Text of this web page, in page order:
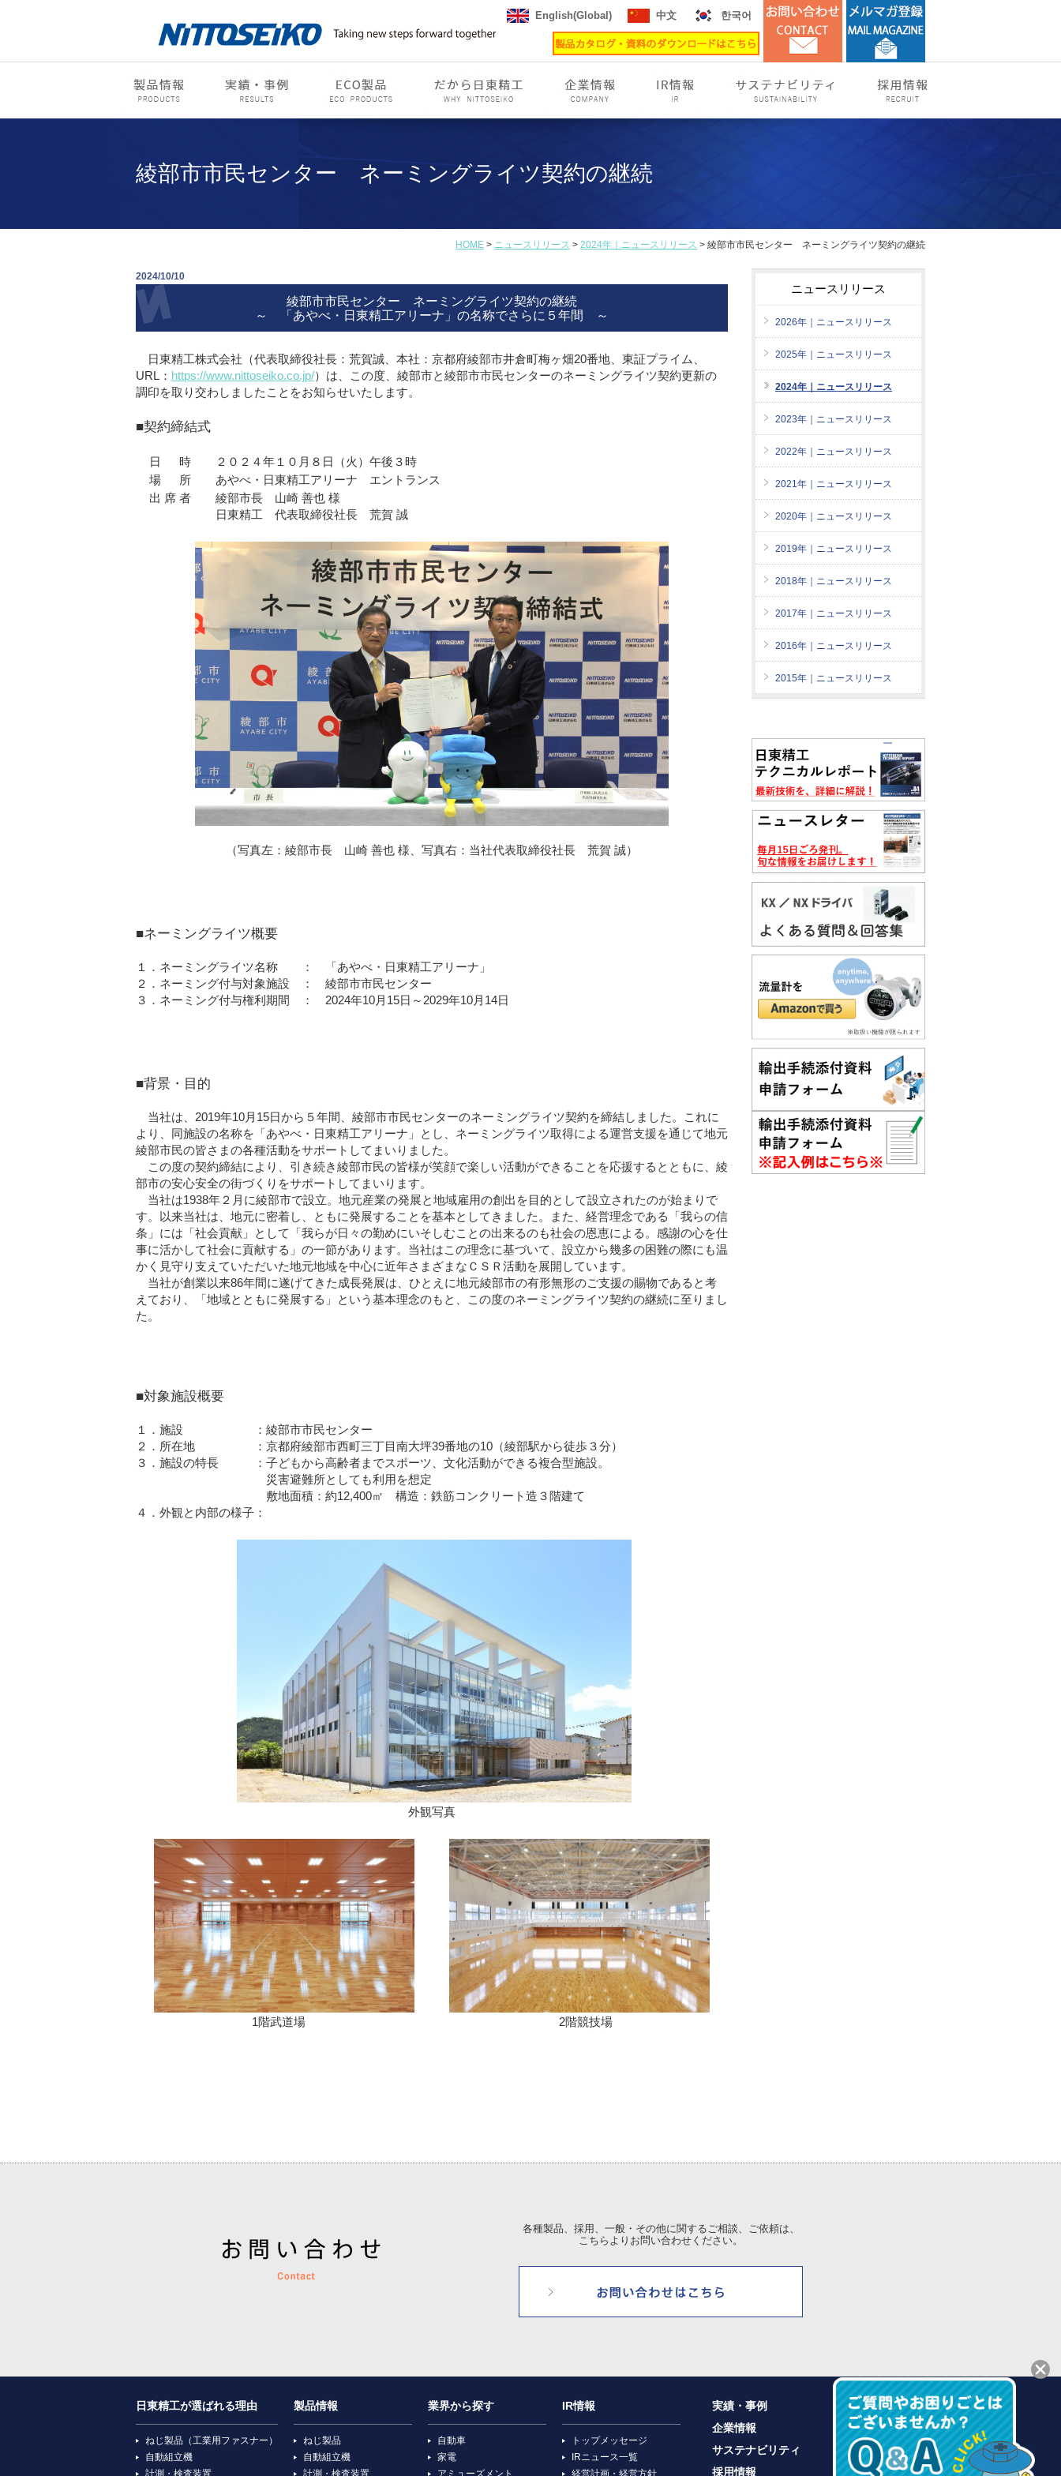
English(Global) 中文 한국어
綾部市市民センター ネーミングライツ契約の継続
HOME > ニュースリリース > 2024年｜ニュースリリース > 綾部市市民センター ネーミングライツ契約の継続
2024/10/10
綾部市市民センター ネーミングライツ契約の継続
～ 「あやべ・日東精工アリーナ」の名称でさらに５年間 ～
日東精工株式会社（代表取締役社長：荒賀誠、本社：京都府綾部市井倉町梅ヶ畑20番地、東証プライム、
URL： https://www.nittoseiko.co.jp/）は、この度、綾部市と綾部市市民センターのネーミングライツ契約更新の
調印を取り交わしましたことをお知らせいたします。
■契約締結式
日 時
２０２４年１０月８日（火）午後３時
場 所
あやべ・日東精工アリーナ エントランス
出 席 者
綾部市長 山崎 善也 様
日東精工 代表取締役社長 荒賀 誠
（写真左：綾部市長 山崎 善也 様、写真右：当社代表取締役社長 荒賀 誠）
■ネーミングライツ概要
１．ネーミングライツ名称 ： 「あやべ・日東精工アリーナ」
２．ネーミング付与対象施設 ： 綾部市市民センター
３．ネーミング付与権利期間 ： 2024年10月15日～2029年10月14日
■背景・目的
当社は、2019年10月15日から５年間、綾部市市民センターのネーミングライツ契約を締結しました。これに
より、同施設の名称を「あやべ・日東精工アリーナ」とし、ネーミングライツ取得による運営支援を通じて地元
綾部市民の皆さまの各種活動をサポートしてまいりました。
この度の契約締結により、引き続き綾部市民の皆様が笑顔で楽しい活動ができることを応援するとともに、綾
部市の安心安全の街づくりをサポートしてまいります。
当社は1938年２月に綾部市で設立。地元産業の発展と地域雇用の創出を目的として設立されたのが始まりで
す。以来当社は、地元に密着し、ともに発展することを基本としてきました。また、経営理念である「我らの信
条」には「社会貢献」として「我らが日々の勤めにいそしむことの出来るのも社会の恩恵による。感謝の心を仕
事に活かして社会に貢献する」の一節があります。当社はこの理念に基づいて、設立から幾多の困難の際にも温
かく見守り支えていただいた地元地域を中心に近年さまざまなＣＳＲ活動を展開しています。
当社が創業以来86年間に遂げてきた成長発展は、ひとえに地元綾部市の有形無形のご支援の賜物であると考
えており、「地域とともに発展する」という基本理念のもと、この度のネーミングライツ契約の継続に至りまし
た。
■対象施設概要
１．施設 ：綾部市市民センター
２．所在地 ：京都府綾部市西町三丁目南大坪39番地の10（綾部駅から徒歩３分）
３．施設の特長 ：子どもから高齢者までスポーツ、文化活動ができる複合型施設。
災害避難所としても利用を想定
敷地面積：約12,400㎡ 構造：鉄筋コンクリート造３階建て
４．外観と内部の様子：
外観写真
1階武道場 2階競技場
ニュースリリース
2026年｜ニュースリリース
2025年｜ニュースリリース
2024年｜ニュースリリース
2023年｜ニュースリリース
2022年｜ニュースリリース
2021年｜ニュースリリース
2020年｜ニュースリリース
2019年｜ニュースリリース
2018年｜ニュースリリース
2017年｜ニュースリリース
2016年｜ニュースリリース
2015年｜ニュースリリース
各種製品、採用、一般・その他に関するご相談、ご依頼は、
こちらよりお問い合わせください。
日東精工が選ばれる理由
ねじ製品（工業用ファスナー）
自動組立機
計測・検査装置
製品情報
ねじ製品
自動組立機
計測・検査装置
業界から探す
自動車
家電
アミューズメント
IR情報
トップメッセージ
IRニュース一覧
経営計画・経営方針
実績・事例
企業情報
サステナビリティ
採用情報